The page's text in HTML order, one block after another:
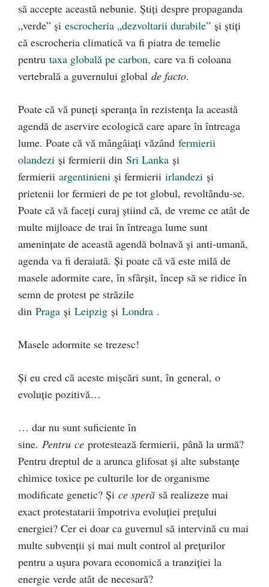
să accepte această nebunie. Știți despre propaganda
„verde” și escrocheria „dezvoltarii durabile” și știți
că escrocheria climatică va fi piatra de temelie
pentru taxa globală pe carbon, care va fi coloana
vertebrală a guvernului global de facto.
Poate că vă puneți speranța în rezistența la această
agendă de aservire ecologică care apare în întreaga
lume. Poate că vă mângâiați văzând fermierii
olandezi și fermierii din Sri Lanka și
fermierii argentinieni și fermierii irlandezi și
prietenii lor fermieri de pe tot globul, revoltându-se.
Poate că vă faceți curaj știind că, de vreme ce atât de
multe mijloace de trai în întreaga lume sunt
amenințate de această agendă bolnavă și anti-umană,
agenda va fi deraiată. Și poate că vă este milă de
masele adormite care, în sfârșit, încep să se ridice în
semn de protest pe străzile
din Praga și Leipzig și Londra .
Masele adormite se trezesc!
Și eu cred că aceste mișcări sunt, în general, o
evoluție pozitivă…
… dar nu sunt suficiente în
sine. Pentru ce protestează fermierii, până la urmă?
Pentru dreptul de a arunca glifosat și alte substanțe
chimice toxice pe culturile lor de organisme
modificate genetic? Și ce speră să realizeze mai
exact protestatarii împotriva evoluției prețului
energiei? Cer ei doar ca guvernul să intervină cu mai
multe subvenții și mai mult control al prețurilor
pentru a ușura povara economică a tranziției la
energie verde atât de necesară?